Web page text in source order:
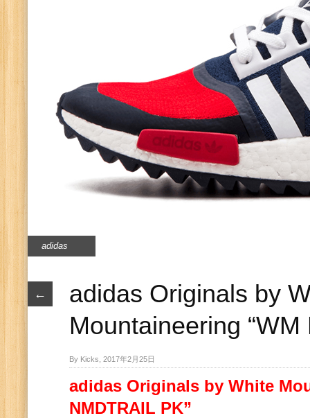
adidas
←
adidas Originals by
Mountaineering “WM
By Kicks, 2017年2月25日
adidas Originals by White
NMDTRAIL PK”